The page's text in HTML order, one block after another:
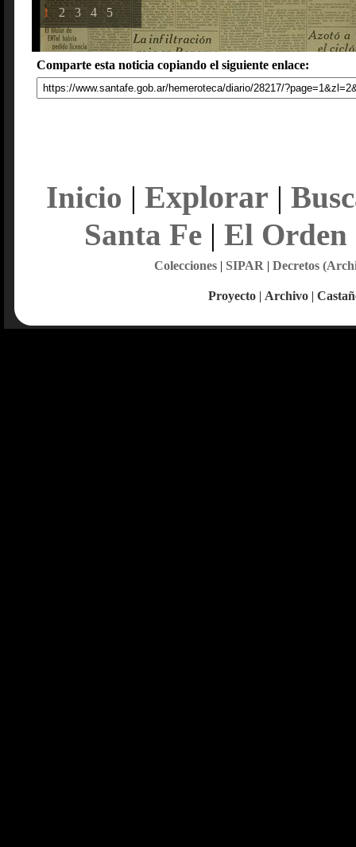
1 2 3 4 5
Comparte esta noticia copiando el siguiente enlace:
Inicio | Explorar |
Santa Fe| El Orden
Colecciones| SIPAR | Decretos
Proyecto | Archivo |